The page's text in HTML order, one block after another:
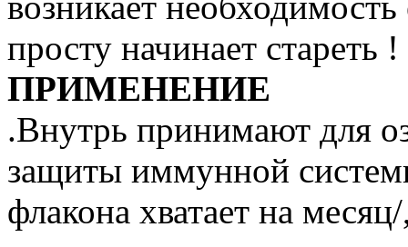
просту начинает стареть !
ПРИМЕНЕНИЕ
.Внутрь принимают для
защиты иммунной
флакона хватает на